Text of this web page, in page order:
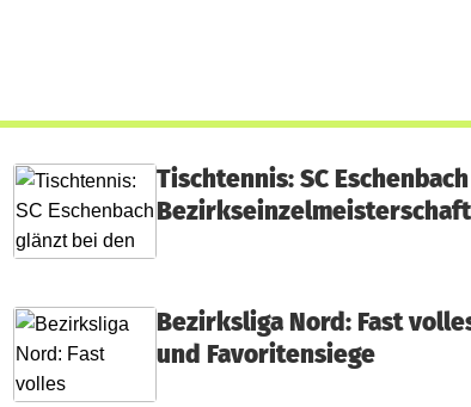
Tischtennis: SC
Bezirksliga Nord: Fast
und Favoritensiege